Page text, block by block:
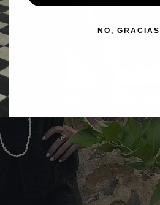
NO, GRACIAS